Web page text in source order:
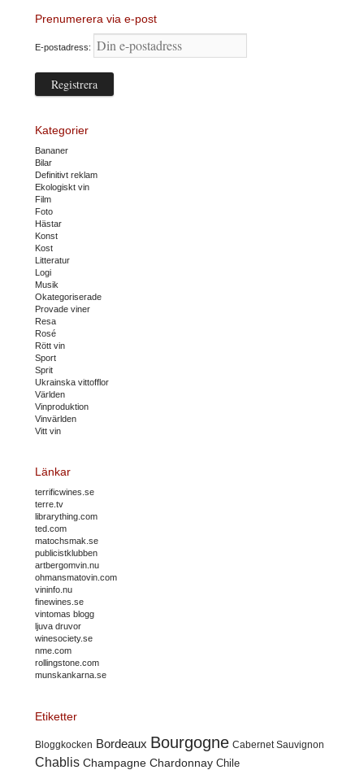
Prenumerera via e-post
E-postadress:
Kategorier
Bananer
Bilar
Definitivt reklam
Ekologiskt vin
Film
Foto
Hästar
Konst
Kost
Litteratur
Logi
Musik
Okategoriserade
Provade viner
Resa
Rosé
Rött vin
Sport
Sprit
Ukrainska vittofflor
Världen
Vinproduktion
Vinvärlden
Vitt vin
Länkar
terrificwines.se
terre.tv
librarything.com
ted.com
matochsmak.se
publicistklubben
artbergomvin.nu
ohmansmatovin.com
vininfo.nu
finewines.se
vintomas blogg
ljuva druvor
winesociety.se
nme.com
rollingstone.com
munskankarna.se
Etiketter
Bloggkocken Bordeaux Bourgogne Cabernet Sauvignon
Chablis Champagne Chardonnay Chile